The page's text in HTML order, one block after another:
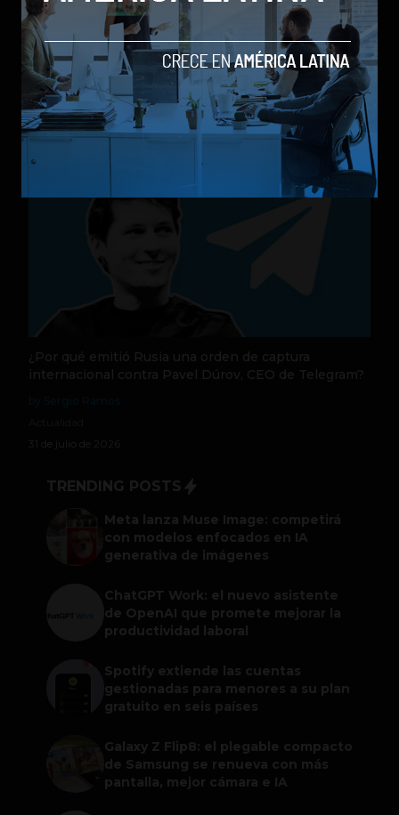
Nequi anuncia que pronto operará como compañía
de financiamiento independi
by Sergio Ramos
Actualidad
31 de julio de 2026
¿Por qué emitió Rusia una orden de captura
internacional contra Pavel Dúrov, CEO de Telegram?
31 de julio de 2026
TRENDING POSTS
Meta lanza Muse Image: competirá
con modelos enfocados en IA
generativa de imágenes
ChatGPT Work: el nuevo asistente
de OpenAI que promete mejorar la
productividad laboral
Spotify extiende las cuentas
gestionadas para menores a su plan
gratuito en seis países
Galaxy Z Flip8: el plegable compacto
de Samsung se renueva con más
pantalla, mejor cámara e IA